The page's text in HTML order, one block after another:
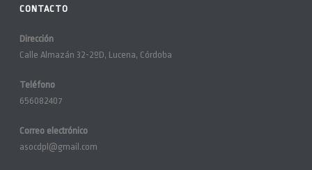
CONTACTO
Dirección
Calle Almazán 32-2ºD, Lucena, Córdoba
Teléfono
656082407
Correo electrónico
asocdpl@gmail.com